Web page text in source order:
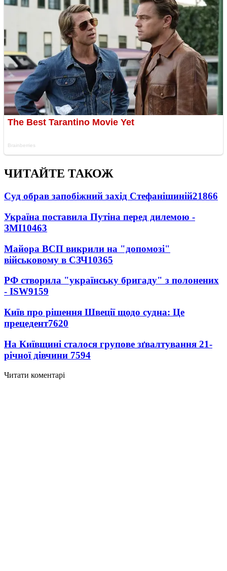
ЧИТАЙТЕ ТАКОЖ
Суд обрав запобіжний захід Стефанішиній21866
Україна поставила Путіна перед дилемою -
ЗМІ10463
Майора ВСП викрили на "допомозі"
військовому в СЗЧ10365
РФ створила "українську бригаду" з полонених
- ISW9159
Київ про рішення Швеції щодо судна: Це
прецедент7620
На Київщині сталося групове зґвалтування 21-
річної дівчини 7594
Читати коментарі